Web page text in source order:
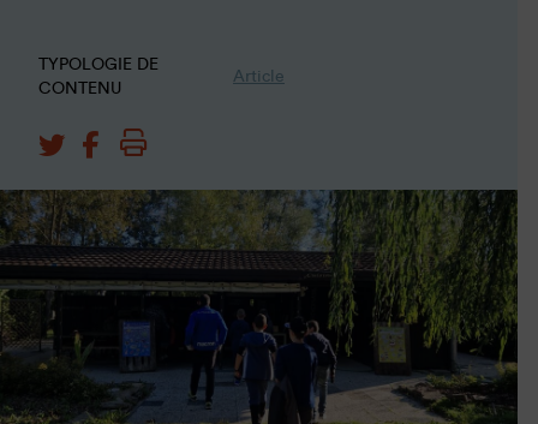
TYPOLOGIE DE
CONTENU
Article